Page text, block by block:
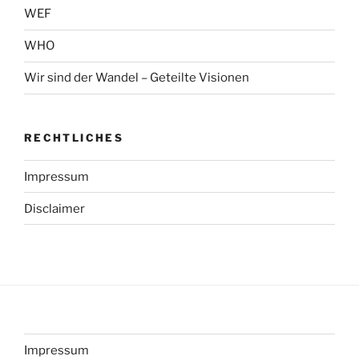
WEF
WHO
Wir sind der Wandel – Geteilte Visionen
RECHTLICHES
Impressum
Disclaimer
Impressum